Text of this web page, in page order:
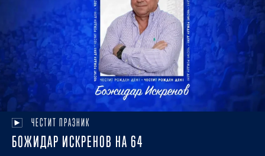
ЧЕСТИТ ПРАЗНИК
БОЖИДАР ИСКРЕНОВ НА 64